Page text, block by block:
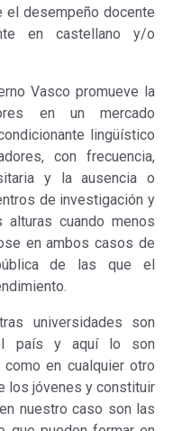
el desempeño docente
en castellano y/o
Vasco promueve la
en un mercado
lingüístico
con frecuencia,
y la ausencia o
de investigación y
cuando menos
en ambos casos de
de las que el
universidades son
país y aquí lo son
en cualquier otro
los jóvenes y constituir
nuestro caso son las